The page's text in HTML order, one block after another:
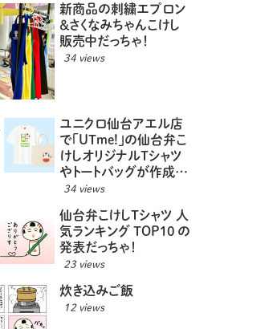
新商品の刺繍エプロン
＆さくなみちゃんこけし
販売中だっちゃ！
34 views
ユニクロ仙台アエル店
で「UTme!」の仙台弁こ
けしオリジナルTシャツ
やトートバッグが作成で
きるっちゃ！
34 views
仙台弁こけしTシャツ 人
気ランキング TOP10 の
発表だっちゃ！
23 views
炊き込みご飯
12 views